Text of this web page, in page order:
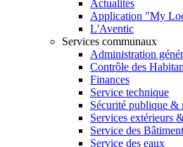
Actualités
Application "My
L'Aventic
Services communaux
Administration
Contrôle des
Finances
Service technique
Sécurité publique &
Services extérieurs
Service des
Service des eaux